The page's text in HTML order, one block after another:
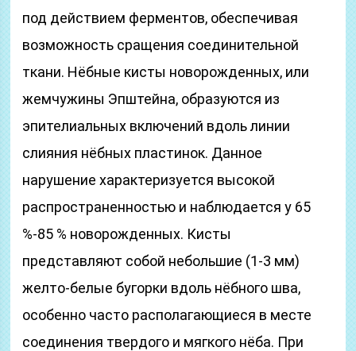
под действием ферментов, обеспечивая
возможность сращения соединительной
ткани. Нёбные кисты новорожденных, или
жемчужины Эпштейна, образуются из
эпителиальных включений вдоль линии
слияния нёбных пластинок. Данное
нарушение характеризуется высокой
распространенностью и наблюдается у 65
%-85 % новорожденных. Кисты
представляют собой небольшие (1-3 мм)
желто-белые бугорки вдоль нёбного шва,
особенно часто располагающиеся в месте
соединения твердого и мягкого нёба. При